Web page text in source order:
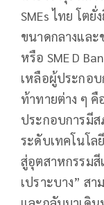
SMEs ไทย โต
ขนาดกลางแล
หรือ SME D
เหลือผู้ประกอบ
ท้าทายต่าง ๆ
ประกอบการมี
ระดับเทคโนโล
สู่อุตสาหกรรมสี
เปราะบาง” ส